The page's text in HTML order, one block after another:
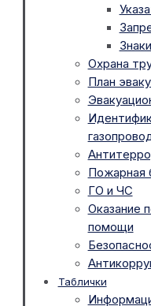
Охрана
План
Пожарная
ГО и ЧС
Оказание
помощи
Таблички